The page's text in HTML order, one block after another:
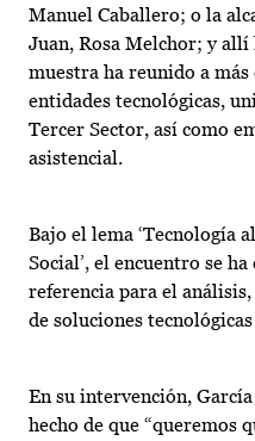
Manuel Caballero; o la
Juan, Rosa Melchor; y allí
muestra ha reunido a
entidades tecnológicas,
Tercer Sector, así como
asistencial.
Bajo el lema ‘Tecnología
Social’, el encuentro se
referencia para el
de soluciones
En su intervención,
hecho de que “queremos